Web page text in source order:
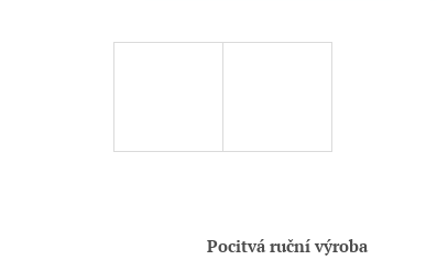
Pocitvá ruční výroba